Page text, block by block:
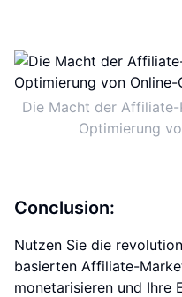
Die Macht der
Optimierung
Conclusion:
Nutzen Sie die
basierten Affiliate-
monetarisieren und Ihre